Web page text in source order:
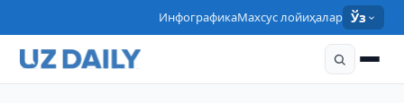
ИнфографикаМахсус лойиҳалар Ўз